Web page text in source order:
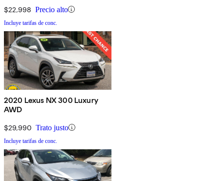
$22,998 Precio alto
Incluye tarifas de conc.
2020 Lexus NX 300 Luxury
AWD
$29,990 Trato justo
Incluye tarifas de conc.